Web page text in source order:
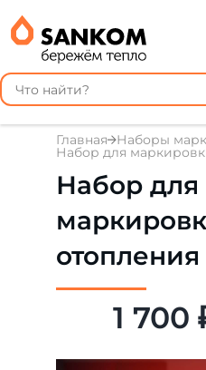
Главная Наборы
Набор для
1 700
Набор для
отопления